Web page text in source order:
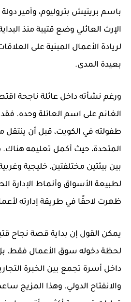
باسم بريتيش بتروليوم، وأمير
الإرث العائلي وضع قتيبة منذ
لريادة الأعمال المبنية على
بعيدة المدى.
ورغم نشأته داخل عائلة ناجحة
الغانم على اسم العائلة وحده.
طفولته في الكويت، قبل أن ينتقل
المتحدة، حيث أكمل تعليمه هناك.
بين بيئتين مختلفتين، خليجية
لطبيعة الأسواق وأنماط الإدارة
ظهرت لاحقًا في طريقة إدارته
يمكن القول إن بداية قصة نجاح
لحظة دخوله سوق الأعمال فقط،
داخل أسرة تجمع بين الخبرة
والانفتاح الدولي. وهذا المزيج